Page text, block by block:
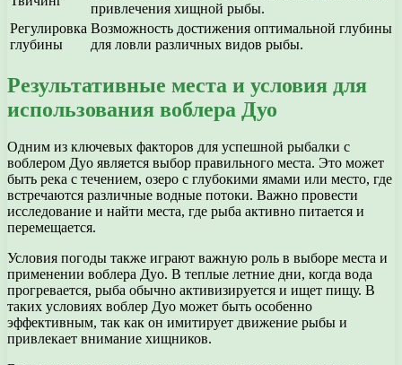
привлечения хищной рыбы.
Регулировка
глубины
Возможность достижения оптимальной глубины
для ловли различных видов рыбы.
Результативные места и условия для
использования воблера Дуо
Одним из ключевых факторов для успешной рыбалки с
воблером Дуо является выбор правильного места. Это может
быть река с течением, озеро с глубокими ямами или место, где
встречаются различные водные потоки. Важно провести
исследование и найти места, где рыба активно питается и
перемещается.
Условия погоды также играют важную роль в выборе места и
применении воблера Дуо. В теплые летние дни, когда вода
прогревается, рыба обычно активизируется и ищет пищу. В
таких условиях воблер Дуо может быть особенно
эффективным, так как он имитирует движение рыбы и
привлекает внимание хищников.